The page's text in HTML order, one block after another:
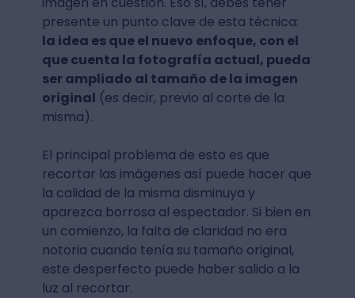
presente un punto clave de esta técnica:
la idea es que el nuevo enfoque, con el
que cuenta la fotografía actual, pueda
ser ampliado al tamaño de la imagen
original (es decir, previo al corte de la
misma).
El principal problema de esto es que
recortar las imágenes así puede hacer que
la calidad de la misma disminuya y
aparezca borrosa al espectador. Si bien en
un comienzo, la falta de claridad no era
notoria cuando tenía su tamaño original,
este desperfecto puede haber salido a la
luz al recortar.